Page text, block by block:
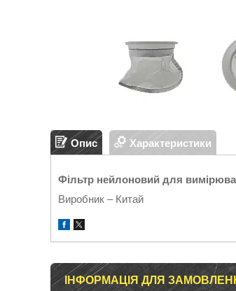
Опис Характеристики
Фільтр нейлоновий для
Виробник – Китай
ІНФОРМАЦІЯ ДЛЯ